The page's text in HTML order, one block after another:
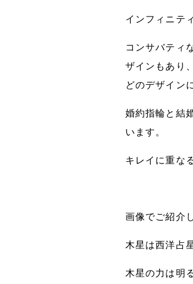
インフィニテ
コンサバティ
ザインもあり
どのデザイン
婚約指輪と結
います。
キレイに重な
画像でご紹介
木星は西洋占
木星の力は明